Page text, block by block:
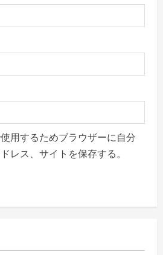
用するためブラウザーに自分
レス、サイトを保存する。